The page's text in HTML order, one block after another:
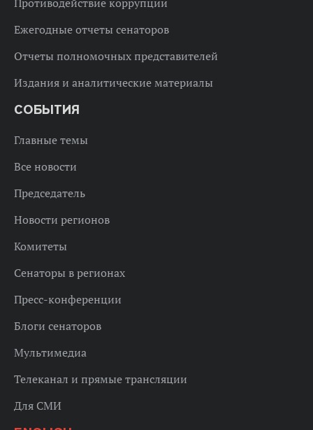
Противодействие коррупции
Ежегодные отчеты сенаторов
Отчеты полномочных представителей
Издания и аналитические материалы
СОБЫТИЯ
Главные темы
Все новости
Председатель
Новости регионов
Комитеты
Сенаторы в регионах
Пресс-конференции
Блоги сенаторов
Мультимедиа
Телеканал и прямые трансляции
Для СМИ